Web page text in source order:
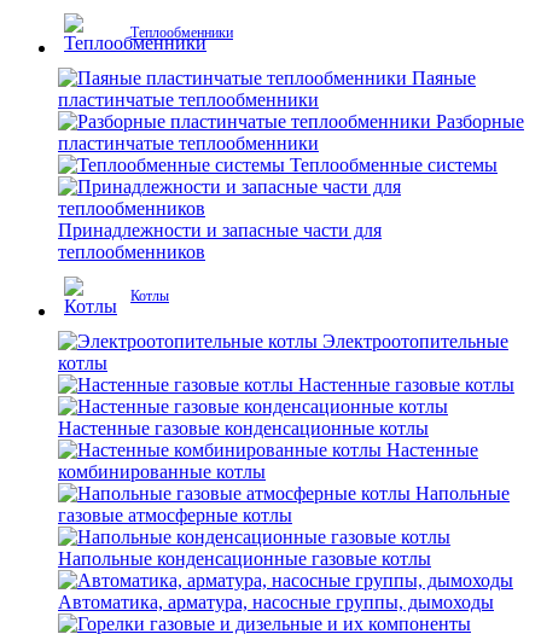
Теплообменники
Паяные
пластинчатые теплообменники
Разборные
пластинчатые теплообменники
Теплообменные системы
Принадлежности и запасные части для
теплообменников
Котлы
Электроотопительные
котлы
Настенные газовые котлы
Настенные газовые конденсационные котлы
Настенные
комбинированные котлы
Напольные
газовые атмосферные котлы
Напольные конденсационные газовые котлы
Автоматика, арматура, насосные группы, дымоходы